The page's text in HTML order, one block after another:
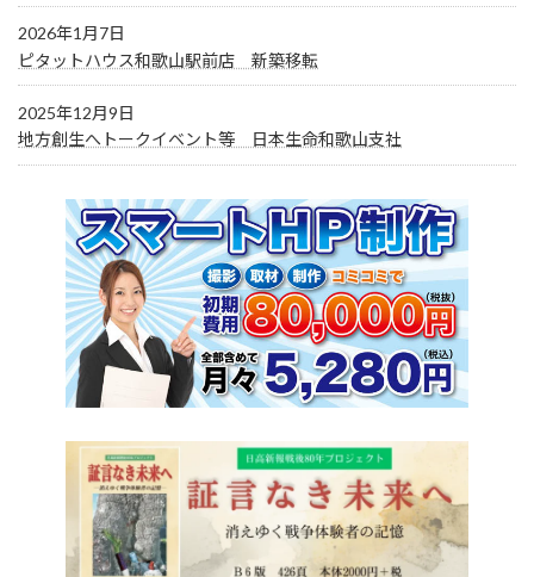
2026年1月7日
ピタットハウス和歌山駅前店 新築移転
2025年12月9日
地方創生へトークイベント等 日本生命和歌山支社